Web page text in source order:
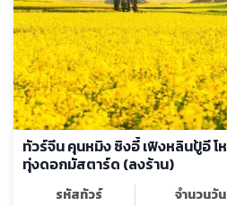
ทัวร์จีน คุนหมิง ซิงอี้ เฟิงหลินปู้อี โหลวผิง ทะเลสาบว่านเฟิงหู
ทุ่งดอกมัสตาร์ด (ลงร้าน)
รหัสทัวร์
จำนวนวัน